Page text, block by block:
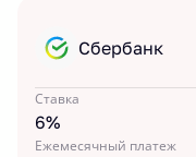
Сбербанк
Ставка
6%
Ежемесячный платеж